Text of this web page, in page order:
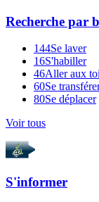
Recherche par
144Se laver
16S'habiller
46Aller aux
60Se
80Se déplacer
Voir tous
S'informer